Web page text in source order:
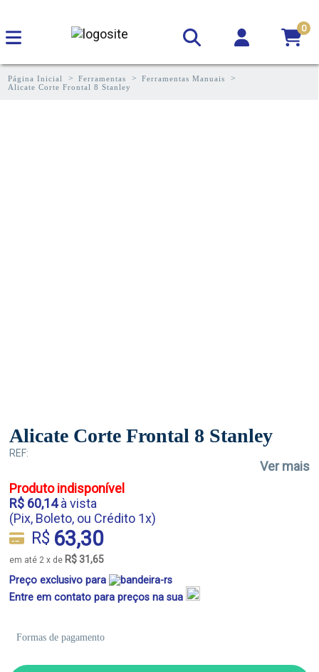
0
Página Inicial Ferramentas
Ferramentas Manuais
Alicate Corte Frontal 8 Stanley
Alicate Corte Frontal 8 Stanley
REF:
Ver mais
Produto indisponível
R$ 60,14 à vista
(Pix, Boleto, ou Crédito 1x)
R$ 63,30
em até 2 x de R$ 31,65
Preço exclusivo para
Entre em contato para preços na sua
Formas de pagamento